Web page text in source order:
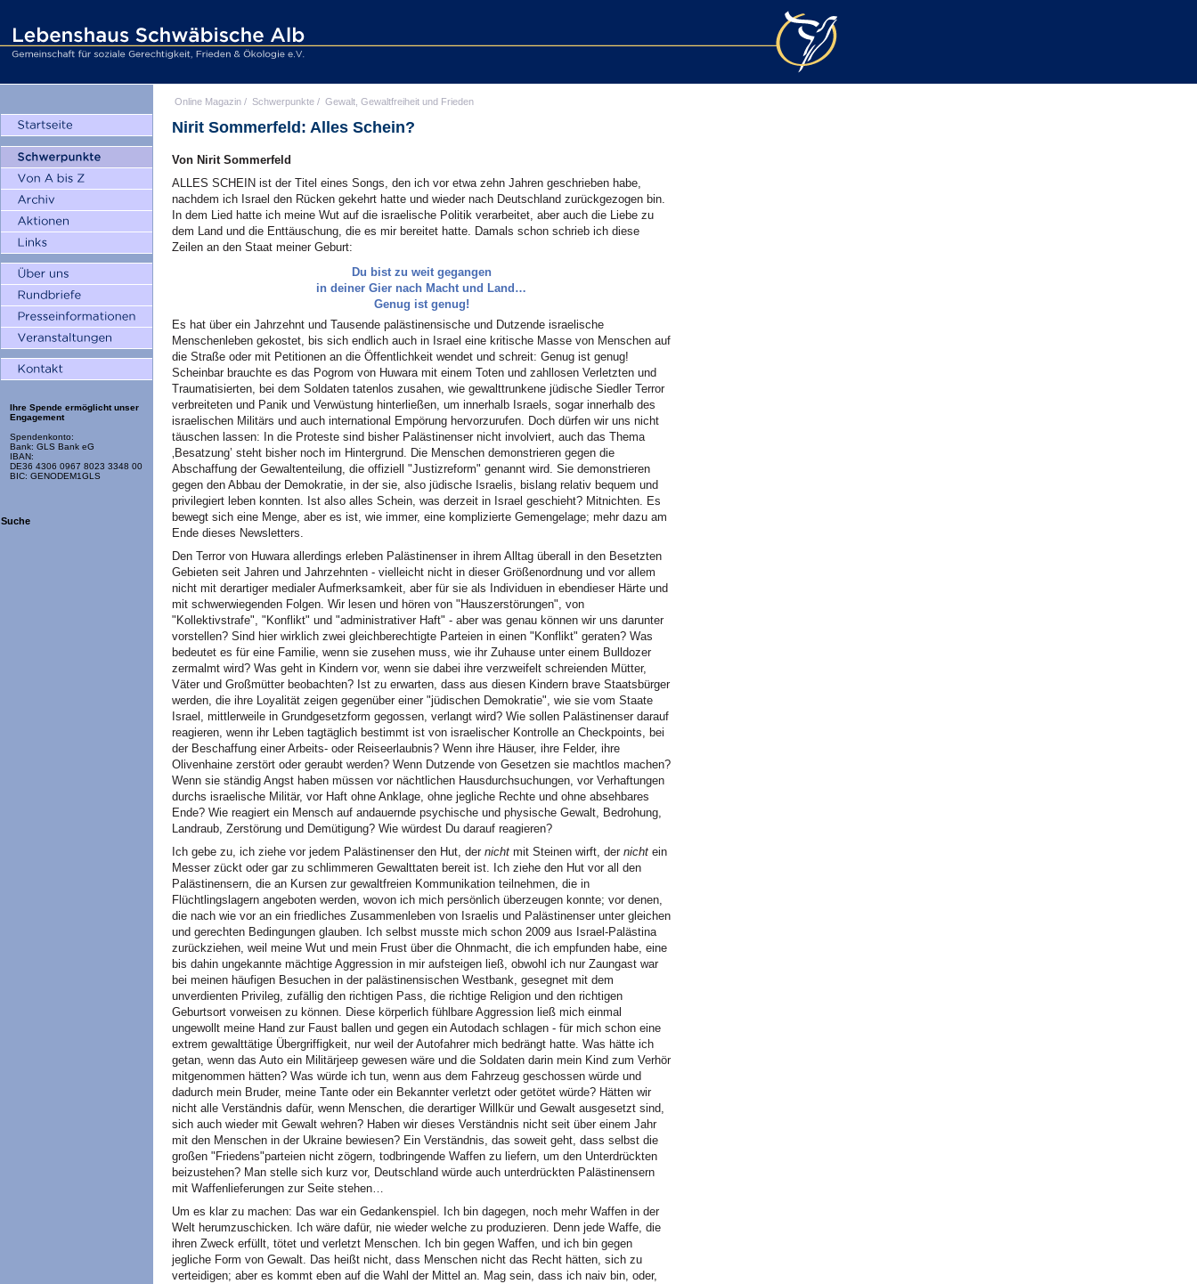
Ihre Spende ermöglicht unser
Engagement
Spendenkonto:
Bank: GLS Bank eG
IBAN:
DE36 4306 0967 8023 3348 00
BIC: GENODEM1GLS
Suche
Online Magazin / Schwerpunkte / Gewalt, Gewaltfreiheit und Frieden
Nirit Sommerfeld: Alles Schein?
Von Nirit Sommerfeld
ALLES SCHEIN ist der Titel eines Songs, den ich vor etwa zehn Jahren geschrieben habe,
nachdem ich Israel den Rücken gekehrt hatte und wieder nach Deutschland zurückgezogen bin.
In dem Lied hatte ich meine Wut auf die israelische Politik verarbeitet, aber auch die Liebe zu
dem Land und die Enttäuschung, die es mir bereitet hatte. Damals schon schrieb ich diese
Zeilen an den Staat meiner Geburt:
Du bist zu weit gegangen
in deiner Gier nach Macht und Land…
Genug ist genug!
Es hat über ein Jahrzehnt und Tausende palästinensische und Dutzende israelische
Menschenleben gekostet, bis sich endlich auch in Israel eine kritische Masse von Menschen auf
die Straße oder mit Petitionen an die Öffentlichkeit wendet und schreit: Genug ist genug!
Scheinbar brauchte es das Pogrom von Huwara mit einem Toten und zahllosen Verletzten und
Traumatisierten, bei dem Soldaten tatenlos zusahen, wie gewalttrunkene jüdische Siedler Terror
verbreiteten und Panik und Verwüstung hinterließen, um innerhalb Israels, sogar innerhalb des
israelischen Militärs und auch international Empörung hervorzurufen. Doch dürfen wir uns nicht
täuschen lassen: In die Proteste sind bisher Palästinenser nicht involviert, auch das Thema
‚Besatzung’ steht bisher noch im Hintergrund. Die Menschen demonstrieren gegen die
Abschaffung der Gewaltenteilung, die offiziell "Justizreform" genannt wird. Sie demonstrieren
gegen den Abbau der Demokratie, in der sie, also jüdische Israelis, bislang relativ bequem und
privilegiert leben konnten. Ist also alles Schein, was derzeit in Israel geschieht? Mitnichten. Es
bewegt sich eine Menge, aber es ist, wie immer, eine komplizierte Gemengelage; mehr dazu am
Ende dieses Newsletters.
Den Terror von Huwara allerdings erleben Palästinenser in ihrem Alltag überall in den Besetzten
Gebieten seit Jahren und Jahrzehnten - vielleicht nicht in dieser Größenordnung und vor allem
nicht mit derartiger medialer Aufmerksamkeit, aber für sie als Individuen in ebendieser Härte und
mit schwerwiegenden Folgen. Wir lesen und hören von "Hauszerstörungen", von
"Kollektivstrafe", "Konflikt" und "administrativer Haft" - aber was genau können wir uns darunter
vorstellen? Sind hier wirklich zwei gleichberechtigte Parteien in einen "Konflikt" geraten? Was
bedeutet es für eine Familie, wenn sie zusehen muss, wie ihr Zuhause unter einem Bulldozer
zermalmt wird? Was geht in Kindern vor, wenn sie dabei ihre verzweifelt schreienden Mütter,
Väter und Großmütter beobachten? Ist zu erwarten, dass aus diesen Kindern brave Staatsbürger
werden, die ihre Loyalität zeigen gegenüber einer "jüdischen Demokratie", wie sie vom Staate
Israel, mittlerweile in Grundgesetzform gegossen, verlangt wird? Wie sollen Palästinenser darauf
reagieren, wenn ihr Leben tagtäglich bestimmt ist von israelischer Kontrolle an Checkpoints, bei
der Beschaffung einer Arbeits- oder Reiseerlaubnis? Wenn ihre Häuser, ihre Felder, ihre
Olivenhaine zerstört oder geraubt werden? Wenn Dutzende von Gesetzen sie machtlos machen?
Wenn sie ständig Angst haben müssen vor nächtlichen Hausdurchsuchungen, vor Verhaftungen
durchs israelische Militär, vor Haft ohne Anklage, ohne jegliche Rechte und ohne absehbares
Ende? Wie reagiert ein Mensch auf andauernde psychische und physische Gewalt, Bedrohung,
Landraub, Zerstörung und Demütigung? Wie würdest Du darauf reagieren?
Ich gebe zu, ich ziehe vor jedem Palästinenser den Hut, der nicht mit Steinen wirft, der nicht ein
Messer zückt oder gar zu schlimmeren Gewalttaten bereit ist. Ich ziehe den Hut vor all den
Palästinensern, die an Kursen zur gewaltfreien Kommunikation teilnehmen, die in
Flüchtlingslagern angeboten werden, wovon ich mich persönlich überzeugen konnte; vor denen,
die nach wie vor an ein friedliches Zusammenleben von Israelis und Palästinenser unter gleichen
und gerechten Bedingungen glauben. Ich selbst musste mich schon 2009 aus Israel-Palästina
zurückziehen, weil meine Wut und mein Frust über die Ohnmacht, die ich empfunden habe, eine
bis dahin ungekannte mächtige Aggression in mir aufsteigen ließ, obwohl ich nur Zaungast war
bei meinen häufigen Besuchen in der palästinensischen Westbank, gesegnet mit dem
unverdienten Privileg, zufällig den richtigen Pass, die richtige Religion und den richtigen
Geburtsort vorweisen zu können. Diese körperlich fühlbare Aggression ließ mich einmal
ungewollt meine Hand zur Faust ballen und gegen ein Autodach schlagen - für mich schon eine
extrem gewalttätige Übergriffigkeit, nur weil der Autofahrer mich bedrängt hatte. Was hätte ich
getan, wenn das Auto ein Militärjeep gewesen wäre und die Soldaten darin mein Kind zum Verhör
mitgenommen hätten? Was würde ich tun, wenn aus dem Fahrzeug geschossen würde und
dadurch mein Bruder, meine Tante oder ein Bekannter verletzt oder getötet würde? Hätten wir
nicht alle Verständnis dafür, wenn Menschen, die derartiger Willkür und Gewalt ausgesetzt sind,
sich auch wieder mit Gewalt wehren? Haben wir dieses Verständnis nicht seit über einem Jahr
mit den Menschen in der Ukraine bewiesen? Ein Verständnis, das soweit geht, dass selbst die
großen "Friedens"parteien nicht zögern, todbringende Waffen zu liefern, um den Unterdrückten
beizustehen? Man stelle sich kurz vor, Deutschland würde auch unterdrückten Palästinensern
mit Waffenlieferungen zur Seite stehen…
Um es klar zu machen: Das war ein Gedankenspiel. Ich bin dagegen, noch mehr Waffen in der
Welt herumzuschicken. Ich wäre dafür, nie wieder welche zu produzieren. Denn jede Waffe, die
ihren Zweck erfüllt, tötet und verletzt Menschen. Ich bin gegen Waffen, und ich bin gegen
jegliche Form von Gewalt. Das heißt nicht, dass Menschen nicht das Recht hätten, sich zu
verteidigen; aber es kommt eben auf die Wahl der Mittel an. Mag sein, dass ich naiv bin, oder,